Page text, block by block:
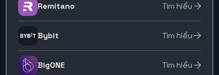
Remitano Tìm hiểu
Bybit Tìm hiểu
BigONE Tìm hiểu